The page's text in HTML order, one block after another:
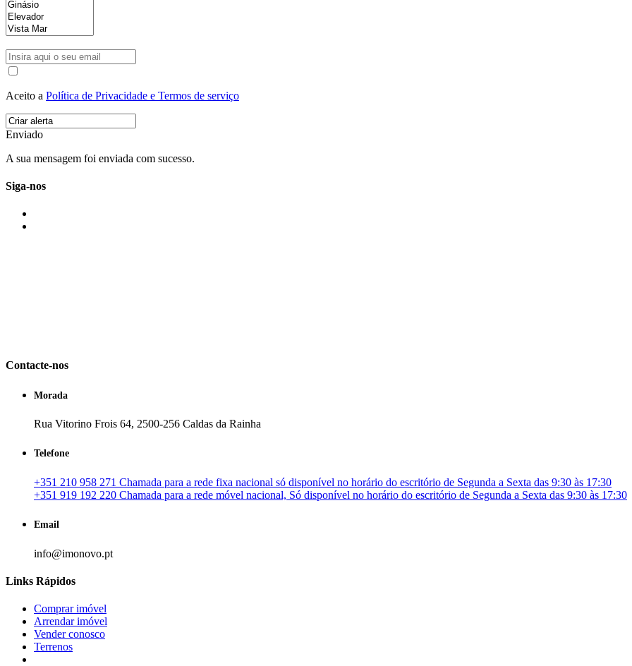
Aceito a Política de Privacidade e Termos de serviço
Enviado
A sua mensagem foi enviada com sucesso.
Siga-nos
Contacte-nos
Morada
Rua Vitorino Frois 64, 2500-256 Caldas da Rainha
Telefone
+351 210 958 271 Chamada para a rede fixa nacional só disponível no horário do escritório de Segunda a Sexta das 9:30 às 17:30
+351 919 192 220 Chamada para a rede móvel nacional, Só disponível no horário do escritório de Segunda a Sexta das 9:30 às 17:30
Email
info@imonovo.pt
Links Rápidos
Comprar imóvel
Arrendar imóvel
Vender conosco
Terrenos